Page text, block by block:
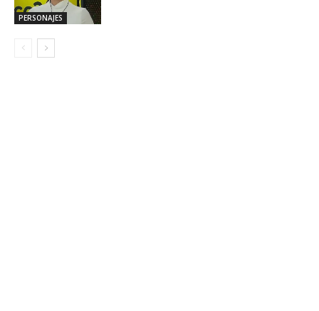
PERSONAJES